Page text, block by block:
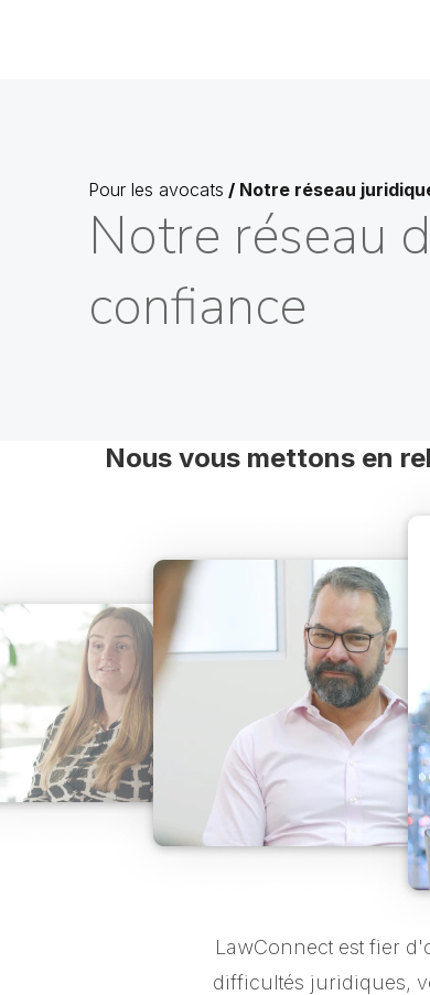
Pour les avocats / Notre réseau
Notre réseau
confiance
Nous vous mettons en
LawConnect est fier
difficultés juridiques,